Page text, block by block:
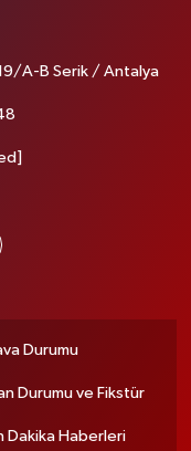
A-B Serik / Antalya
Durumu
Durumu ve Fikstür
Dakika Haberleri